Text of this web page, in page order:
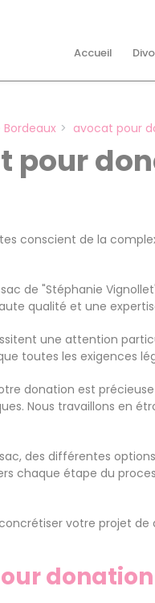
Accueil
avocat pour
pour
conscient de la
de "Stéphanie
qualité et une
une attention
toutes les exigences
donation est
Nous travaillons en
des différentes
chaque étape du
votre projet
donation